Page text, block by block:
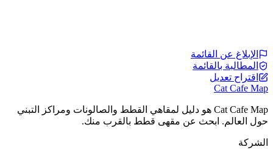
الإبلاغ عن القائمة
المطالبة بالقائمة
اقتراح تعديل
Cat Cafe Map
Cat Cafe Map هو دليل لمقاهي القطط والصالونات ومراكز التبني
حول العالم. ابحث عن مقهى قطط بالقرب منك.
الشركة